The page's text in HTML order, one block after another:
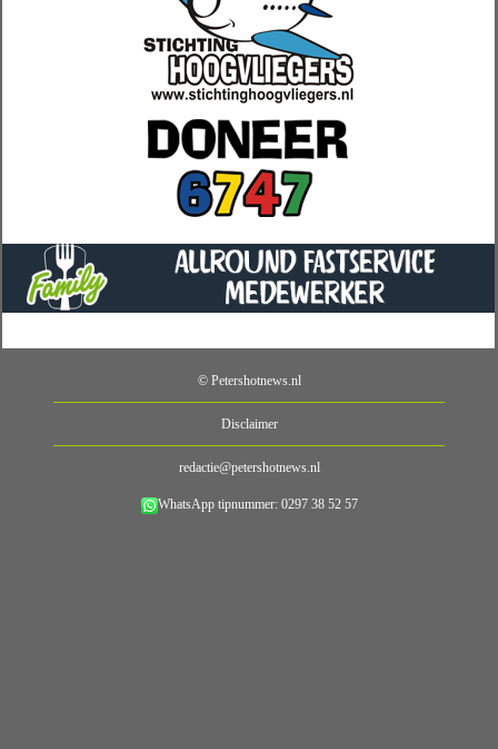
© Petershotnews.nl
Disclaimer
redactie@petershotnews.nl
WhatsApp tipnummer: 0297 38 52 57